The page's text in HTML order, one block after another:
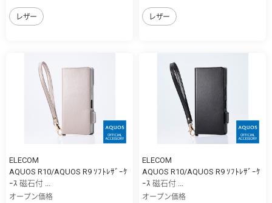
レザー レザー
ELECOM
AQUOS R10/AQUOS R9 ｿﾌﾄﾚｻﾞｰｹ
ｰｽ 磁石付 ...
オープン価格
ELECOM
AQUOS R10/AQUOS R9 ｿﾌﾄﾚｻﾞｰｹ
ｰｽ 磁石付 ...
オープン価格